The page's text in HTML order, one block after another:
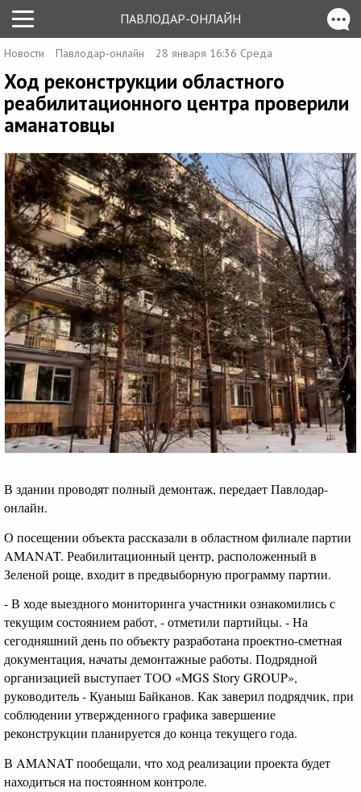
ПАВЛОДАР-ОНЛАЙН
Новости Павлодар-онлайн 28 января 16:36 Среда
Ход реконструкции областного
реабилитационного центра проверили
аманатовцы
В здании проводят полный демонтаж, передает Павлодар-
онлайн.
О посещении объекта рассказали в областном филиале партии
AMANAT. Реабилитационный центр, расположенный в
Зеленой роще, входит в предвыборную программу партии.
- В ходе выездного мониторинга участники ознакомились с
текущим состоянием работ, - отметили партийцы. - На
сегодняшний день по объекту разработана проектно-сметная
документация, начаты демонтажные работы. Подрядной
организацией выступает ТОО «MGS Story GROUP»,
руководитель - Куаныш Байканов. Как заверил подрядчик, при
соблюдении утвержденного графика завершение
реконструкции планируется до конца текущего года.
В AMANAT пообещали, что ход реализации проекта будет
находиться на постоянном контроле.